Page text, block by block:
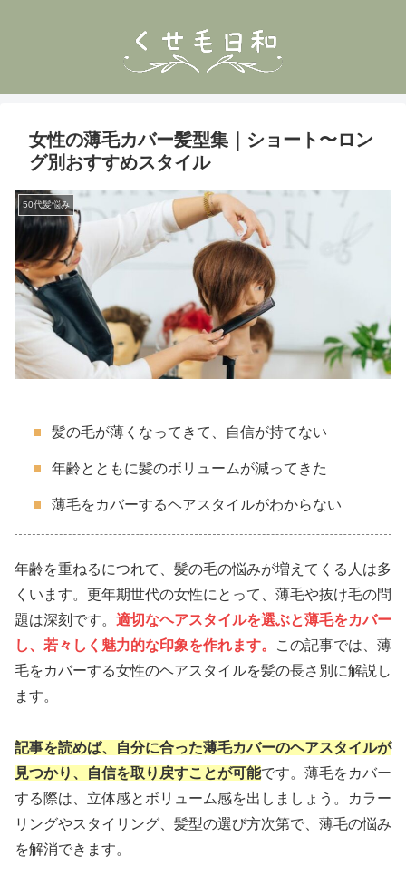
女性の薄毛カバー髪型集｜ショート〜ロン
グ別おすすめスタイル
50代髪悩み
髪の毛が薄くなってきて、自信が持てない
年齢とともに髪のボリュームが減ってきた
薄毛をカバーするヘアスタイルがわからない
年齢を重ねるにつれて、髪の毛の悩みが増えてくる人は多
くいます。更年期世代の女性にとって、薄毛や抜け毛の問
題は深刻です。 適切なヘアスタイルを選ぶと薄毛をカバー
し、若々しく魅力的な印象を作れます。
この記事では、薄
毛をカバーする女性のヘアスタイルを髪の長さ別に解説し
ます。
記事を読めば、自分に合った薄毛カバーのヘアスタイルが
見つかり、自信を取り戻すことが可能です。薄毛をカバー
する際は、立体感とボリューム感を出しましょう。カラー
リングやスタイリング、髪型の選び方次第で、薄毛の悩み
を解消できます。